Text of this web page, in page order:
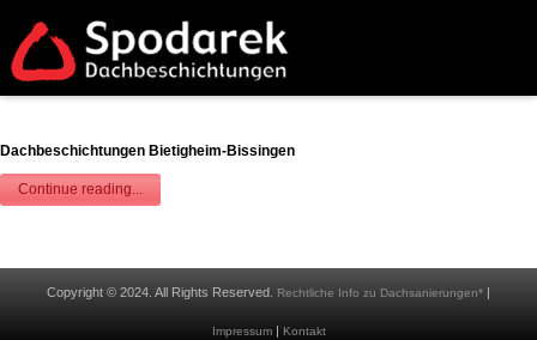
Dachbeschichtungen Bietigheim-Bissingen
Continue reading...
Copyright © 2024. All Rights Reserved. Rechtliche Info zu Dachsanierungen* |
Impressum| Kontakt